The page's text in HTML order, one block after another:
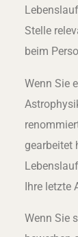
Stelle
beim
Wenn Sie
gearbeitet
Ihre letzte
Wenn Sie